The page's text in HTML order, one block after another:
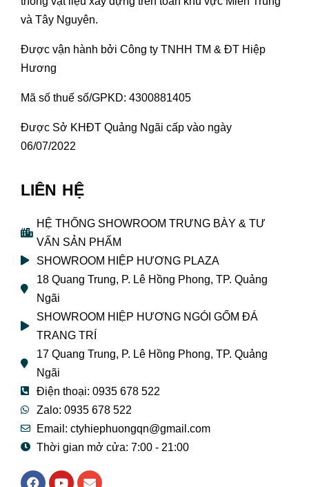
và Tây Nguyên.
Được vận hành bởi Công ty TNHH TM & ĐT Hiệp
Hương
Mã số thuế số/GPKD: 4300881405
Được Sở KHĐT Quảng Ngãi cấp vào ngày
06/07/2022
LIÊN HỆ
HỆ THỐNG SHOWROOM TRƯNG BÀY & TƯ
VẤN SẢN PHẨM
SHOWROOM HIỆP HƯƠNG PLAZA
18 Quang Trung, P. Lê Hồng Phong, TP. Quảng
Ngãi
SHOWROOM HIỆP HƯƠNG NGÓI GỐM ĐÁ
TRANG TRÍ
17 Quang Trung, P. Lê Hồng Phong, TP. Quảng
Ngãi
Điện thoại: 0935 678 522
Zalo: 0935 678 522
Email: ctyhiephuongqn@gmail.com
Thời gian mở cửa: 7:00 - 21:00
F
Y
E